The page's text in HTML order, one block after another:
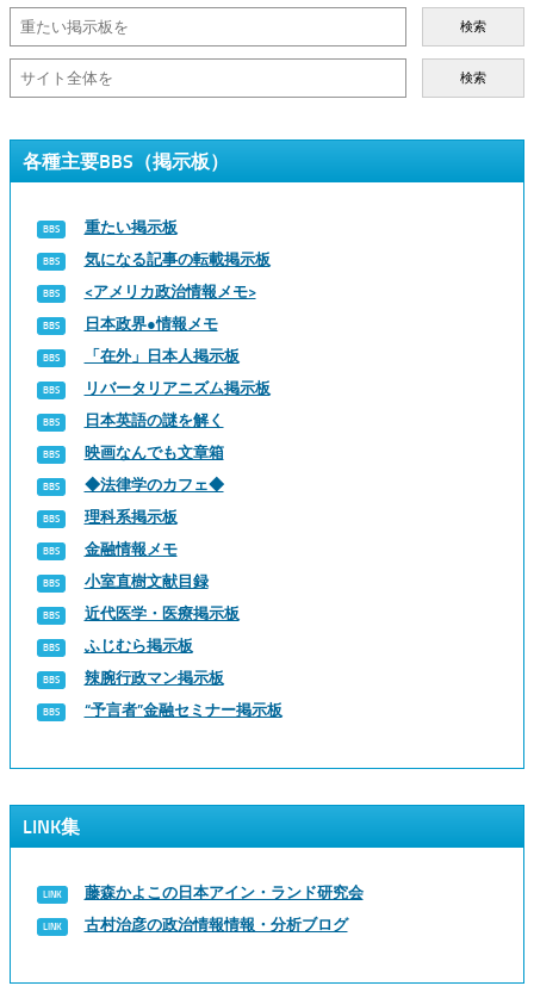
検索
検索
各種主要BBS（掲示板）
重たい掲示板
気になる記事の転載掲示板
<アメリカ政治情報メモ>
日本政界●情報メモ
「在外」日本人掲示板
リバータリアニズム掲示板
日本英語の謎を解く
映画なんでも文章箱
◆法律学のカフェ◆
理科系掲示板
金融情報メモ
小室直樹文献目録
近代医学・医療掲示板
ふじむら掲示板
辣腕行政マン掲示板
“予言者”金融セミナー掲示板
LINK集
藤森かよこの日本アイン・ランド研究会
古村治彦の政治情報情報・分析ブログ